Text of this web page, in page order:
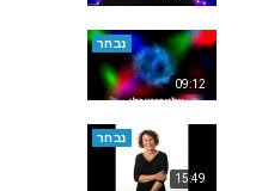
09:12
נבחר
15:49
נבחר